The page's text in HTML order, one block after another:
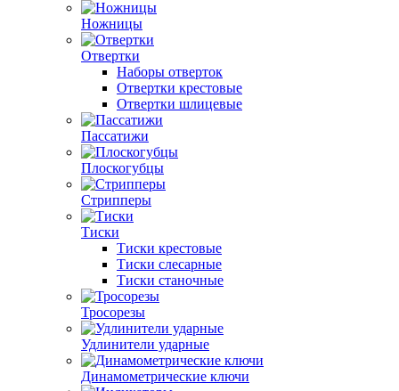
Ножницы
Отвертки
Наборы отверток
Отвертки крестовые
Отвертки шлицевые
Пассатижи
Плоскогубцы
Стрипперы
Тиски
Тиски крестовые
Тиски слесарные
Тиски станочные
Тросорезы
Удлинители ударные
Динамометрические ключи